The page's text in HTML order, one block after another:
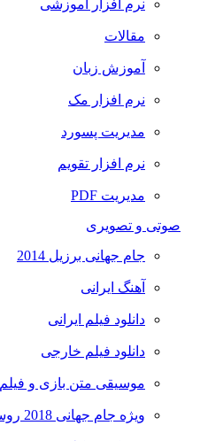
نرم افزار آموزشی
مقالات
آموزش زبان
نرم افزار مک
مدیریت پسورد
نرم افزار تقویم
مدیریت PDF
صوتی و تصویری
جام جهانی برزیل 2014
آهنگ ایرانی
دانلود فیلم ایرانی
دانلود فیلم خارجی
موسیقی متن بازی و فیلم
ویژه جام جهانی 2018 روسیه